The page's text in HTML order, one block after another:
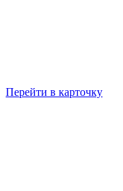
Перейти в карточку